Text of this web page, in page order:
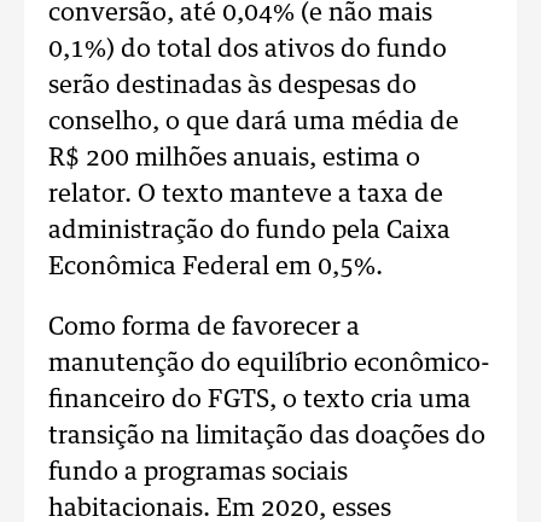
conversão, até 0,04% (e não mais
0,1%) do total dos ativos do fundo
serão destinadas às despesas do
conselho, o que dará uma média de
R$ 200 milhões anuais, estima o
relator. O texto manteve a taxa de
administração do fundo pela Caixa
Econômica Federal em 0,5%.
Como forma de favorecer a
manutenção do equilíbrio econômico-
financeiro do FGTS, o texto cria uma
transição na limitação das doações do
fundo a programas sociais
habitacionais. Em 2020, esses